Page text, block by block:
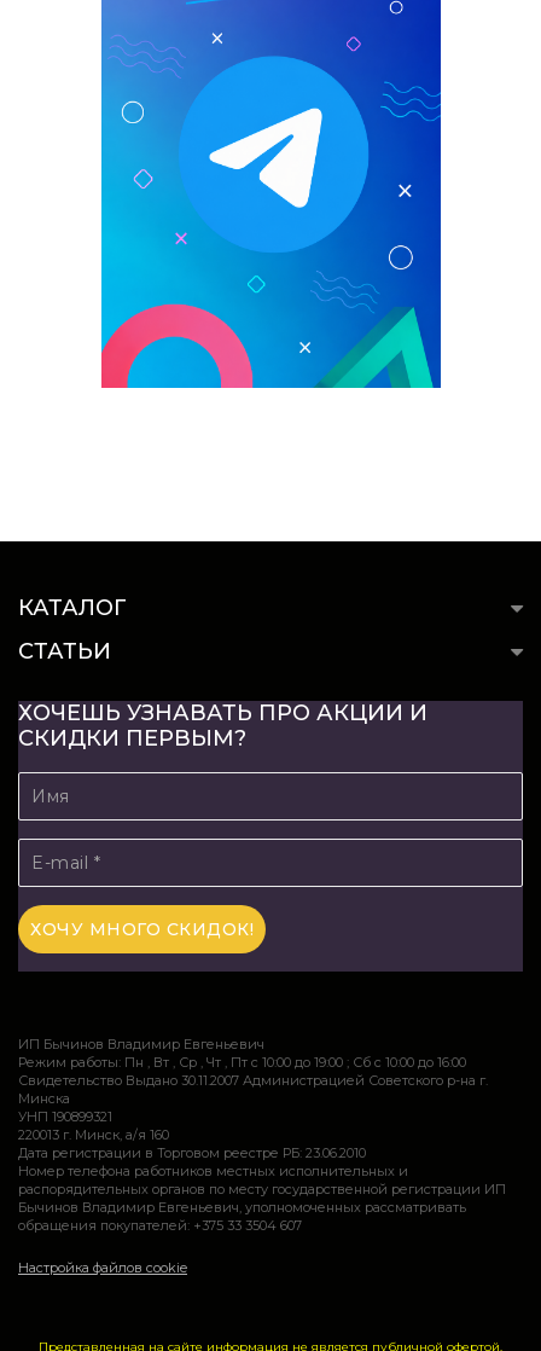
КАТАЛОГ
СТАТЬИ
ХОЧЕШЬ УЗНАВАТЬ ПРО АКЦИИ И
СКИДКИ ПЕРВЫМ?
ИП Бычинов Владимир Евгеньевич
Режим работы: Пн , Вт , Ср , Чт , Пт c 10:00 до 19:00 ; Сб c 10:00 до 16:00
Свидетельство Выдано 30.11.2007 Администрацией Советского р-на г.
Минска
УНП 190899321
220013 г. Минск, а/я 160
Дата регистрации в Торговом реестре РБ: 23.06.2010
Номер телефона работников местных исполнительных и
распорядительных органов по месту государственной регистрации ИП
Бычинов Владимир Евгеньевич, уполномоченных рассматривать
обращения покупателей: +375 33 3504 607
Настройка файлов cookie
Представленная на сайте информация не является публичной офертой.